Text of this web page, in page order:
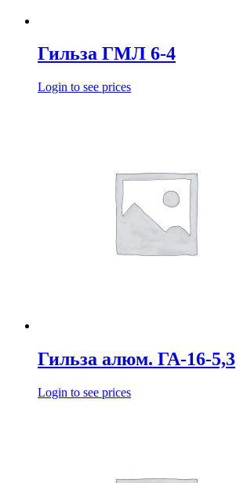
Гильза ГМЛ 6-4
Login to see prices
Гильза алюм. ГА-16-5,3
Login to see prices